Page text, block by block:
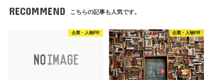
RECOMMEND こちらの記事も人気です。
企業・人物PR 企業・人物PR